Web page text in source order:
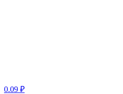
0.09 ₽